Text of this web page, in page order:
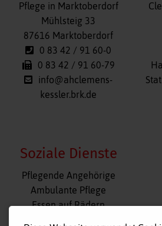
Pflege in Marktoberdorf
Mühlsteig 33
87616 Marktoberdorf
0 83 42 / 91 60-0
0 83 42 / 91 60-79
info@ahclemens-
kessler.brk.de
Soziale Dienste
Navigation
überspringen
Pflegende Angehörige
Ambulante Pflege
Essen auf Rädern